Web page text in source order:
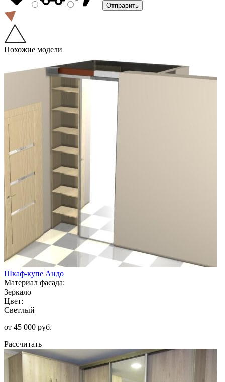
Похожие модели
Шкаф-купе Андо
Материал фасада:
Зеркало
Цвет:
Светлый
от 45 000 руб.
Рассчитать